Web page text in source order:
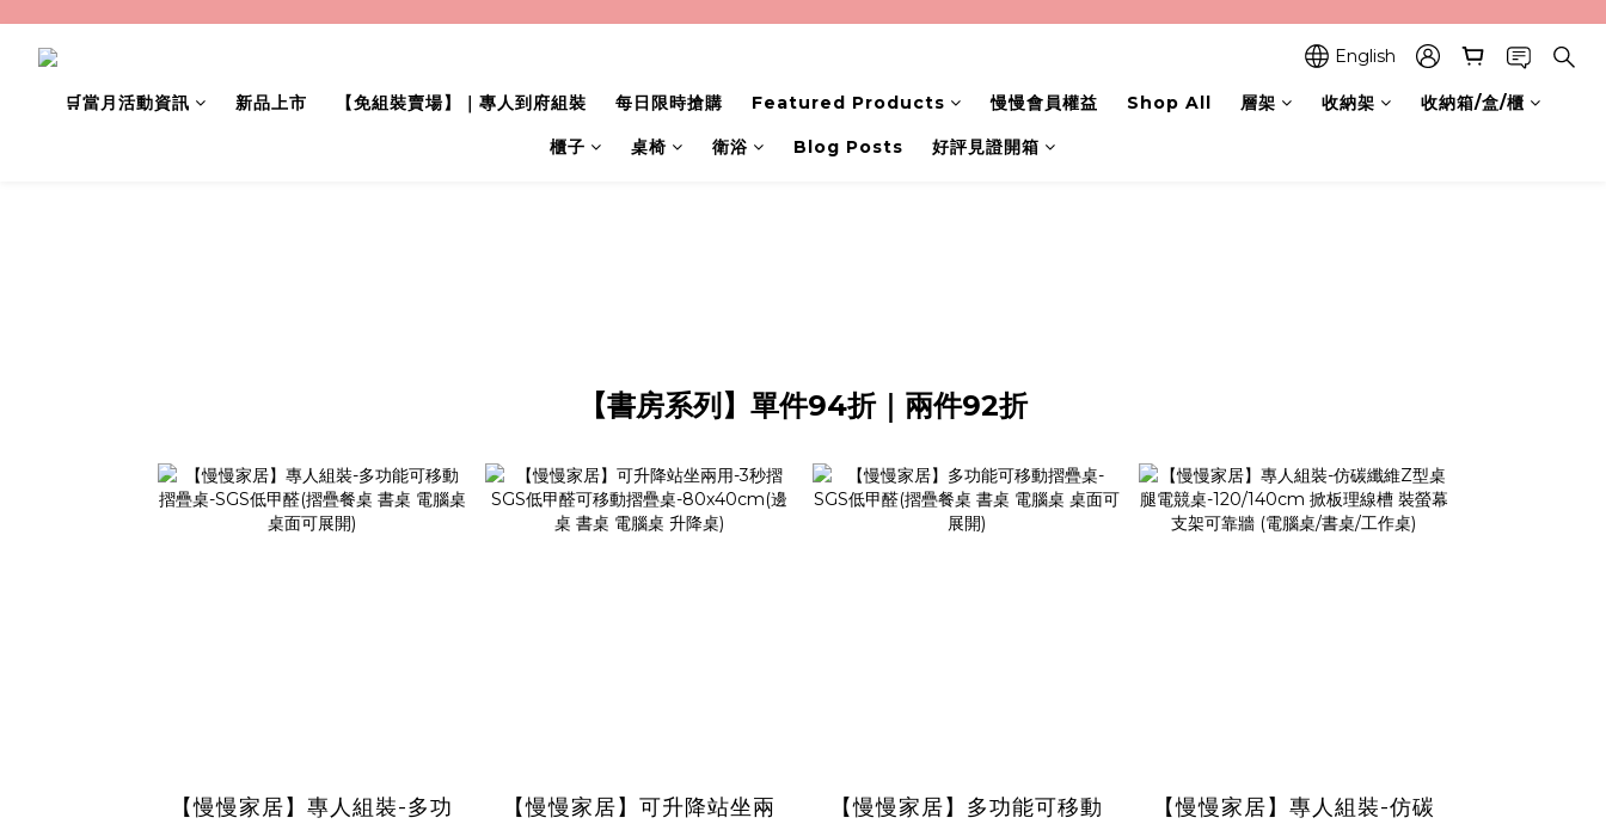
English
🛒當月活動資訊 新品上市 【免組裝賣場】｜專人到府組裝 每日限時搶購 Featured Products 慢慢會員權益 Shop All 層架 收納架 收納箱/盒/櫃
櫃子 桌椅 衛浴 Blog Posts 好評見證開箱
【書房系列】單件94折｜兩件92折
【慢慢家居】專人組裝-多功
【慢慢家居】可升降站坐兩
【慢慢家居】多功能可移動
【慢慢家居】專人組裝-仿碳